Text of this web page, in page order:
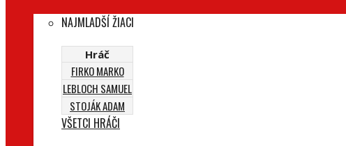
NAJMLADŠÍ ŽIACI
Hráč
FIRKO MARKO
LEBLOCH SAMUEL
STOJÁK ADAM
VŠETCI HRÁČI